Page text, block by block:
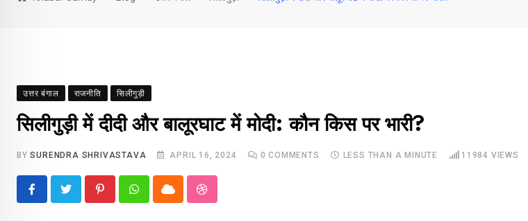
उत्तर बंगाल राजनीति सिलीगुड़ी
सिलीगुड़ी में दीदी और बालूरघाट में मोदी: कौन किस पर भारी?
BYSURENDRA SHRIVASTAVA APRIL 16, 2024 0 COMMENTS LESS THAN A MINUTE 11984 VIEWS
PinterestWhatsappCloud StumbleUpon